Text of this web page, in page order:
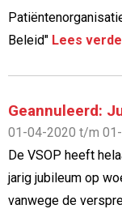
Beleid" Lees
Geannuleerd:
01-04-2020 t/m
De VSOP heeft
jarig jubileum op
vanwege de